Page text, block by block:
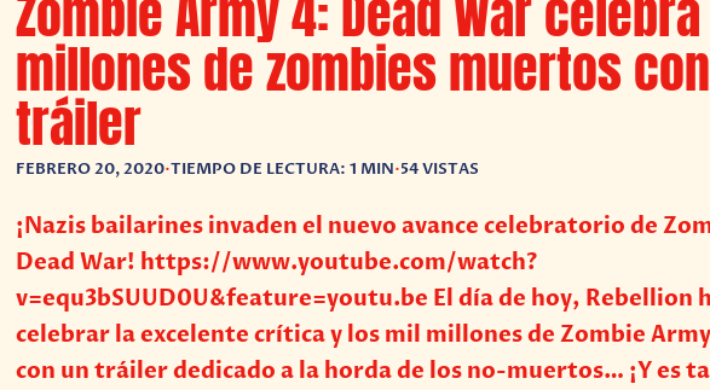
Zombie Army 4: Dead War
millones de zombies muertos
tráiler
FEBRERO 20, 2020•TIEMPO DE LECTURA: 1 MIN•54 VISTAS
¡Nazis bailarines invaden el nuevo avance celebratorio de
Dead War! https://www.youtube.com/watch?
v=equ3bSUUD0U&feature=youtu.be El día de hoy, Rebellion
celebrar la excelente crítica y los mil millones de Zombie
con un tráiler dedicado a la horda de los no-muertos… ¡Y es